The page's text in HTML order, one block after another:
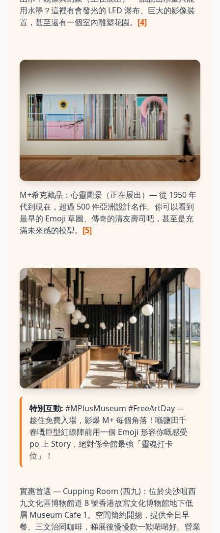
用水墨？這裡有會發光的 LED 瀑布、巨大的影像裝
置，甚至還有一個室內雕塑花園。 [4]
M+希克藏品：心靈圖景（正在展出）— 從 1950 年
代到現在，超過 500 件亞洲設計名作。你可以看到
最早的 Emoji 草圖、傳奇的清友壽司吧，甚至是充
滿未來感的模型。 [5]
特別互動: #MPlusMuseum #FreeArtDay —
趁住免費入場，影爆 M+ 每個角落！喺鹽田千
春嘅巨型紅線陣前用一個 Emoji 形容你嘅感受
po 上 Story，絕對係全館最強「靈魂打卡
位」！
實惠首選 — Cupping Room (西九)：位於尖沙咀西
九文化區博物館道 8 號香港故宮文化博物館地下低
層 Museum Cafe 1。空間簡約開揚，提供全日早
餐、三文治同咖啡，睇展後慢慢歎一歎啱啱好。營業